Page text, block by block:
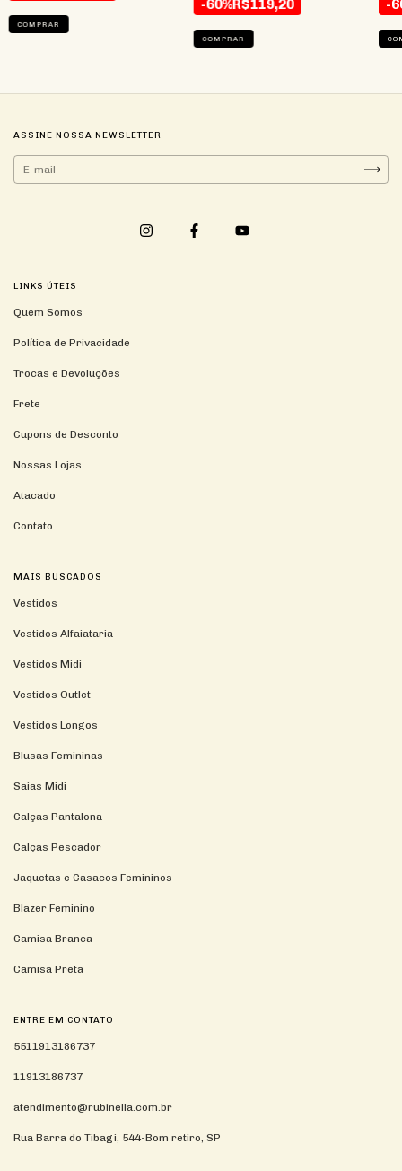
COMPRAR
-60%R$119,20
COMPRAR
-
ASSINE NOSSA NEWSLETTER
LINKS ÚTEIS
Quem Somos
Política de Privacidade
Trocas e Devoluções
Frete
Cupons de Desconto
Nossas Lojas
Atacado
Contato
MAIS BUSCADOS
Vestidos
Vestidos Alfaiataria
Vestidos Midi
Vestidos Outlet
Vestidos Longos
Blusas Femininas
Saias Midi
Calças Pantalona
Calças Pescador
Jaquetas e Casacos Femininos
Blazer Feminino
Camisa Branca
Camisa Preta
ENTRE EM CONTATO
5511913186737
11913186737
atendimento@rubinella.com.br
Rua Barra do Tibagi, 544-Bom retiro, SP